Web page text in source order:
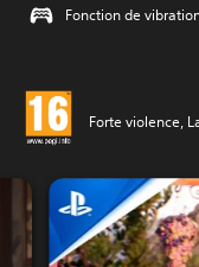
Fonction de
Forte violence,